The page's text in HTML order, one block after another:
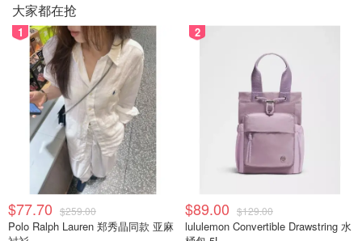
记者在网上搜索发现，这款产品的营销策划由杭州索象营销
策划有限公司负责。记者前往浙江实地采访该公司。
在杭州索象营销策划有限公司，工作人员将“澳洲优思益”作
为推广案例进行介绍，展示了“小红书上万篇种草笔记”“微博
上千条相关内容”以及多位明星代言的推广记录。然而，公
司负责人透露的真实情况令人吃惊。
大家都在抢
1
$77.70 $259.00
Polo Ralph Lauren 郑秀晶同款 亚麻
2
$89.00 $129.00
lululemon Convertible Drawstring 水